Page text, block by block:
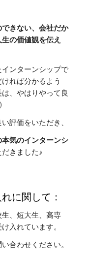
できない、会社だか
の価値観を伝え
ンターンシップで
れば分かるよう
、やはりやって良
評価をいただき、
気のインターンシ
きました♪
に関して：
、短大生、高専
入れています。
合わせください。